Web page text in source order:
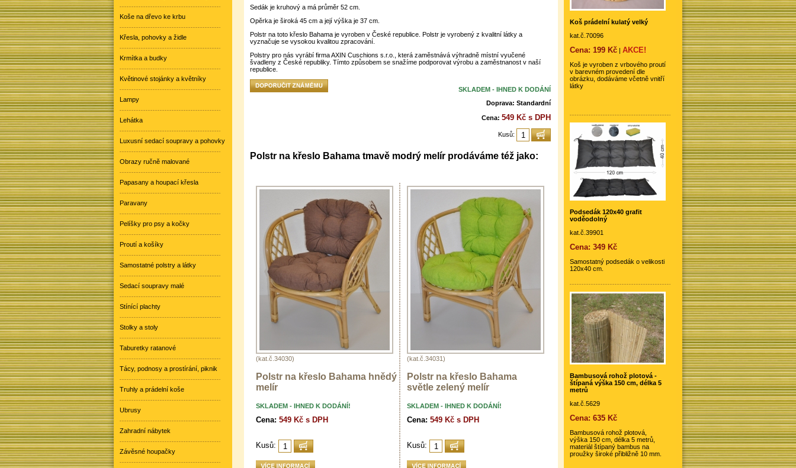
Sedák je kruhový a má průměr 52 cm.
Opěrka je široká 45 cm a její výška je 37 cm.
Polstr na toto křeslo Bahama je vyroben v České republice. Polstr je vyrobený z kvalitní látky a
vyznačuje se vysokou kvalitou zpracování.
Polstry pro nás vyrábí firma AXIN Cuschions s.r.o., která zaměstnává výhradně místní vyučené
švadleny z České republiky. Tímto způsobem se snažíme podporovat výrobu a zaměstnanost v naší
republice.
SKLADEM - IHNED K DODÁNÍ
Doprava: Standardní
Cena: 549 Kč s DPH
Kusů:
Polstr na křeslo Bahama tmavě modrý melír prodáváme též jako:
(kat.č.34030)
Polstr na křeslo Bahama hnědý
melír
SKLADEM - IHNED K DODÁNÍ!
Cena: 549 Kč s DPH
Kusů:
(kat.č.34031)
Polstr na křeslo Bahama
světle zelený melír
SKLADEM - IHNED K DODÁNÍ!
Cena: 549 Kč s DPH
Kusů:
Koš prádelní kulatý velký
kat.č.70096
Cena: 199 Kč | AKCE!
Koš je vyroben z vrbového proutí
v barevném provedení dle
obrázku, dodáváme včetně vnitří
látky
Podsedák 120x40 grafit
voděodolný
kat.č.39901
Cena: 349 Kč
Samostatný podsedák o velikosti
120x40 cm.
Bambusová rohož plotová -
štípaná výška 150 cm, délka 5
metrů
kat.č.5629
Cena: 635 Kč
Bambusová rohož plotová,
výška 150 cm, délka 5 metrů,
materiál štípaný bambus na
proužky široké přibližně 10 mm.
Koše na dřevo ke krbu
Křesla, pohovky a židle
Krmítka a budky
Květinové stojánky a květníky
Lampy
Lehátka
Luxusní sedací soupravy a pohovky
Obrazy ručně malované
Papasany a houpací křesla
Paravany
Pelíšky pro psy a kočky
Proutí a košíky
Samostatné polstry a látky
Sedací soupravy malé
Stínící plachty
Stolky a stoly
Taburetky ratanové
Tácy, podnosy a prostírání, piknik
Truhly a prádelní koše
Ubrusy
Zahradní nábytek
Závěsné houpačky